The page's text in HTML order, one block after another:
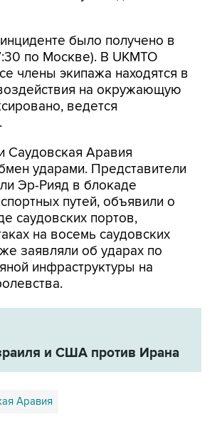
было получено в
по Москве). В UKMTO
члены экипажа находятся в
на окружающую
ведется
Саудовская Аравия
ударами. Представители
Эр-Рияд в блокаде
путей, объявили о
саудовских портов,
на восемь саудовских
заявляли об ударах по
инфраструктуры на
и США против Ирана
Аравия